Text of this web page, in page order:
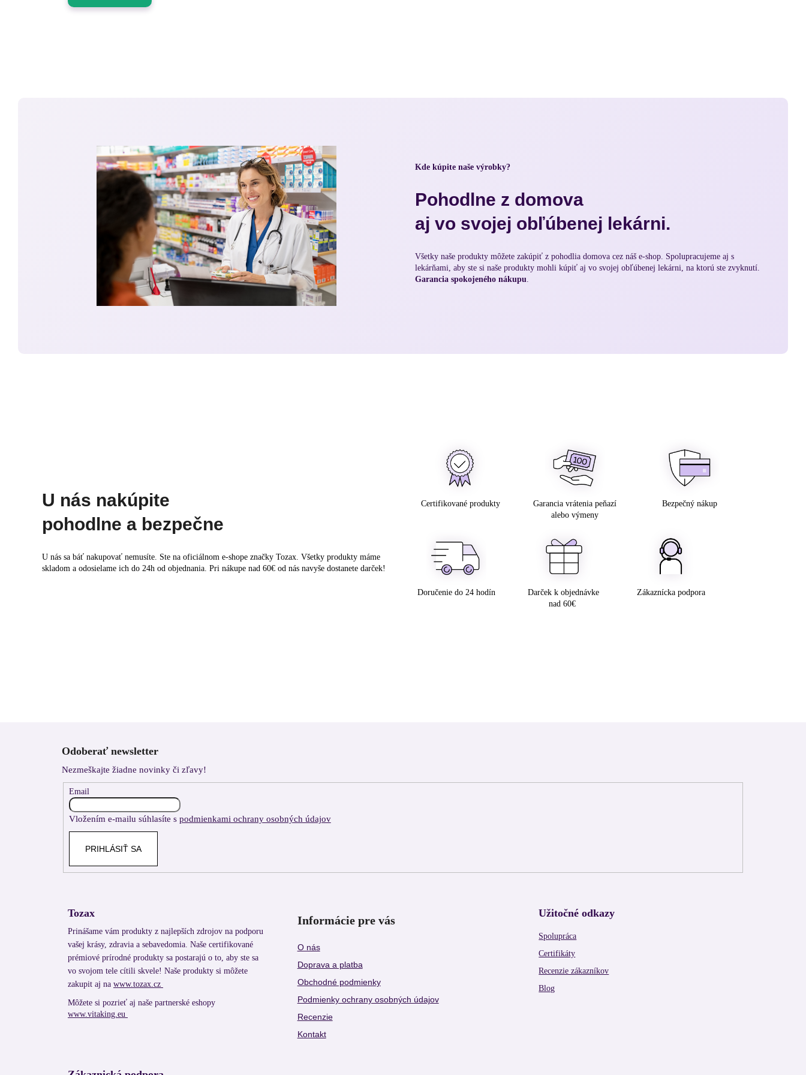
Kde kúpite naše výrobky?
Pohodlne z domova
aj vo svojej obľúbenej lekárni.
Všetky naše produkty môžete zakúpiť z pohodlia domova cez náš e-shop. Spolupracujeme aj s
lekárňami, aby ste si naše produkty mohli kúpiť aj vo svojej obľúbenej lekárni, na ktorú ste zvyknutí.
Garancia spokojeného nákupu
U nás nakúpite
pohodlne a bezpečne
U nás sa báť nakupovať nemusíte. Ste na oficiálnom e-shope značky Tozax. Všetky produkty máme
skladom a odosielame ich do 24h od objednania. Pri nákupe nad 60€ od nás navyše dostanete darček!
Certifikované produkty
Garancia vrátenia peňazí
alebo výmeny
Bezpečný nákup
Doručenie do 24 hodín
Darček k objednávke
nad 60€
Zákaznícka podpora
Odoberať newsletter
Nezmeškajte žiadne novinky či zľavy!
Email
Vložením e-mailu súhlasíte s podmienkami ochrany osobných údajov
PRIHLÁSIŤ SA
Tozax
Prinášame vám produkty z najlepších zdrojov na podporu
vašej krásy, zdravia a sebavedomia. Naše certifikované
prémiové prírodné produkty sa postarajú o to, aby ste sa
vo svojom tele cítili skvele! Naše produkty si môžete
zakupit aj na www.tozax.cz
Môžete si pozrieť aj naše partnerské eshopy
www.vitaking.eu
Informácie pre vás
O nás
Doprava a platba
Obchodné podmienky
Podmienky ochrany osobných údajov
Recenzie
Kontakt
Užitočné odkazy
Spolupráca
Certifikáty
Recenzie zákazníkov
Blog